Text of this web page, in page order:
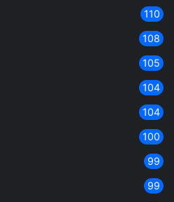
110
108
105
104
104
100
99
99